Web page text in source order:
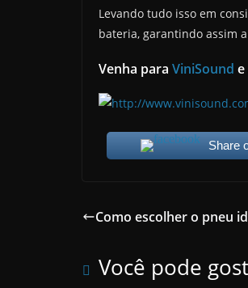
Levando tudo isso em
bateria, garantindo assim
Venha para ViniSound e
Share
Como escolher o pneu
Você pode